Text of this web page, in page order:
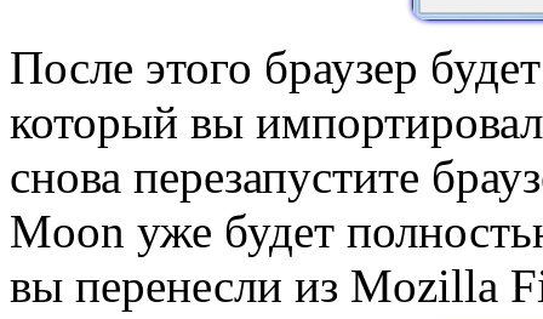
После этого браузер
который вы
снова перезапустите
Moon уже будет
вы перенесли из Mozilla